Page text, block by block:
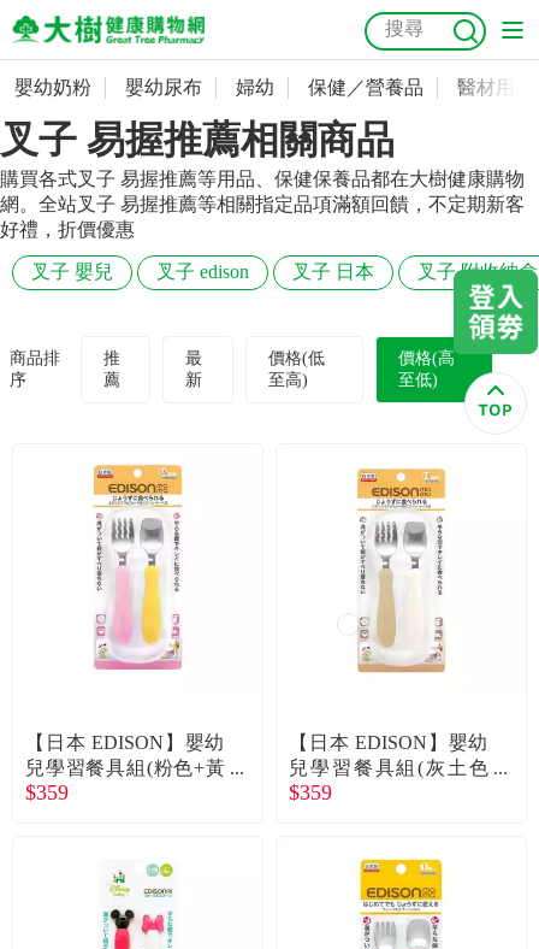
嬰幼奶粉
嬰幼尿布
婦幼
保健／營養品
醫材用品
美容／個人清潔
食品／健康食補
優惠活動
抗菌 尿布 大樹獨家 益生菌 魚油 幼兒米餅 貓砂
奶瓶奶嘴
會員資料及密碼修改
常用收件人清單
訂單查詢
收藏清單
紅利點數查詢
優惠券領取
優惠券查詢
嬰幼奶粉 嬰幼尿布 婦幼 保健／營養品 醫材用品
叉子 易握推薦相關商品
購買各式叉子 易握推薦等用品、保健保養品都在大樹健康購物
網。全站叉子 易握推薦等相關指定品項滿額回饋，不定期新客
好禮，折價優惠
叉子 嬰兒 叉子 edison 叉子 日本 叉子 附收納盒
商品排
序
推
薦
最
新
價格(低
至高)
價格(高
至低)
【日本 EDISON】嬰幼
兒學習餐具組(粉色+黃
色/1.5歲以上)
$359
【日本 EDISON】嬰幼
兒學習餐具組(灰土色
+白色/1.5歲以上)
$359